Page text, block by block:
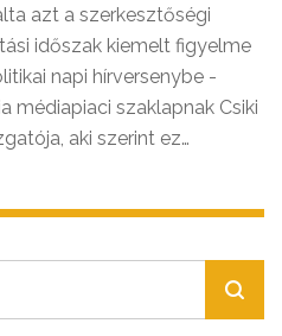
azt a szerkesztőségi
időszak kiemelt figyelme
napi hírversenybe -
médiapiaci szaklapnak Csiki
aki szerint ez
a fókusz a
A stratégia egyben
információs
és a hirdetőknek.